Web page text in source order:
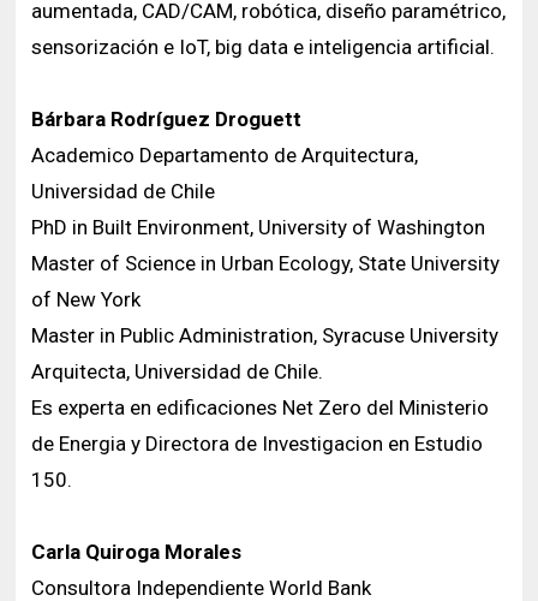
aumentada, CAD/CAM, robótica, diseño paramétrico,
sensorización e IoT, big data e inteligencia artificial.
Bárbara Rodríguez Droguett
Academico Departamento de Arquitectura,
Universidad de Chile
PhD in Built Environment, University of Washington
Master of Science in Urban Ecology, State University
of New York
Master in Public Administration, Syracuse University
Arquitecta, Universidad de Chile.
Es experta en edificaciones Net Zero del Ministerio
de Energia y Directora de Investigacion en Estudio
150.
Carla Quiroga Morales
Consultora Independiente World Bank